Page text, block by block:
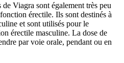
Viagra sont également très peu
érectile. Ils sont destinés à
et sont utilisés pour le
érectile masculine. La dose de
par voie orale, pendant ou en